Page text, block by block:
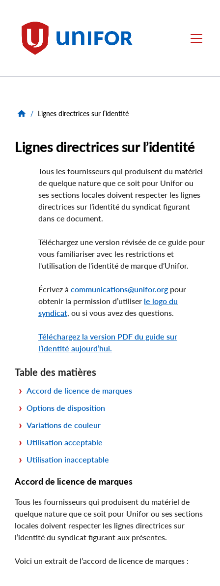
Unifor Menu
/ Lignes directrices sur l’identité
Lignes directrices sur l’identité
Tous les fournisseurs qui produisent du matériel
de quelque nature que ce soit pour Unifor ou
ses sections locales doivent respecter les lignes
directrices sur l’identité du syndicat figurant
dans ce document.
Téléchargez une version révisée de ce guide pour
vous familiariser avec les restrictions et
l'utilisation de l'identité de marque d’Unifor.
Écrivez à communications@unifor.org pour
obtenir la permission d’utiliser le logo du
syndicat, ou si vous avez des questions.
Téléchargez la version PDF du guide sur
l’identité aujourd’hui.
Table des matières
Accord de licence de marques
Options de disposition
Variations de couleur
Utilisation acceptable
Utilisation inacceptable
Accord de licence de marques
Tous les fournisseurs qui produisent du matériel de
quelque nature que ce soit pour Unifor ou ses sections
locales doivent respecter les lignes directrices sur
l’identité du syndicat figurant aux présentes.
Voici un extrait de l’accord de licence de marques :